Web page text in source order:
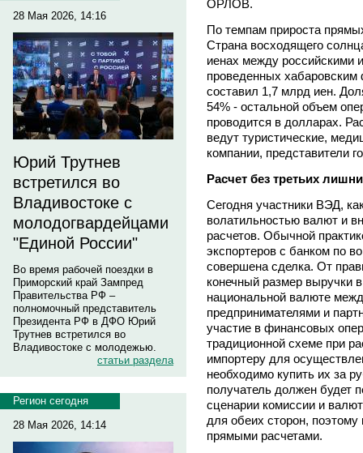
28 Мая 2026, 14:16
Юрий Трутнев
встретился во
Владивостоке с
молодогвардейцами
"Единой России"
Во время рабочей поездки в
Приморский край Зампред
Правительства РФ –
полномочный представитель
Президента РФ в ДФО Юрий
Трутнев встретился во
Владивостоке с молодежью.
статьи раздела
Регион сегодня
28 Мая 2026, 14:14
ОРЛОВ.
По темпам прироста
Страна восходящего
иенах между российскими
проведенных
составил 1,7 млрд иен.
54% - остальной объем
проводится в долларах.
ведут туристические,
компании, представители
Расчет без третьих
Сегодня участники ВЭД,
волатильностью валют и
расчетов. Обычной
экспортеров с банком по
совершена сделка. От
конечный размер выручки
национальной валюте
предпринимателями и
участие в финансовых
традиционной схеме при
импортеру для
необходимо купить их за
получатель должен будет
сценарии комиссии и
для обеих сторон,
прямыми расчетами.